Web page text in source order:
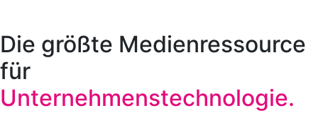
Die größte Medienressource
für
Unternehmenstechnologie.